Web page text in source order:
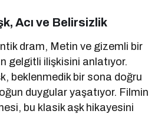
Acı ve Belirsizlik
dram, Metin ve gizemli bir
gelgitli ilişkisini anlatıyor.
beklenmedik bir sona doğru
duygular yaşatıyor. Filmin
bu klasik aşk hikayesini